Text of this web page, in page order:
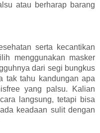
atau berharap barang
serta kecantikan
menggunakan masker
dari segi bungkus
tak tahu kandungan apa
yang palsu. Kalian
langsung, tetapi bisa
keadaan sulit dengan